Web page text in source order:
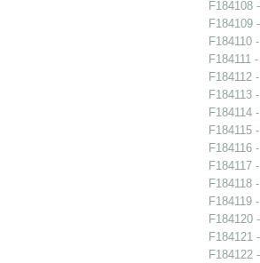
F184108
F184109
F184110
F184111
F184112
F184113
F184114
F184115
F184116
F184117
F184118
F184119
F184120
F184121
F184122